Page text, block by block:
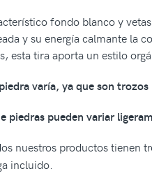
fondo blanco y
y su energía calmante la
esta tira aporta un estilo
varía, ya que son
piedras pueden variar
nuestros productos tienen
incluido.